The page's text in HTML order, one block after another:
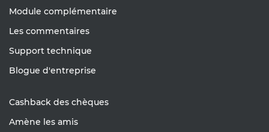
Module complémentaire
Les commentaires
Support technique
Blogue d'entreprise
Cashback des chèques
Amène les amis